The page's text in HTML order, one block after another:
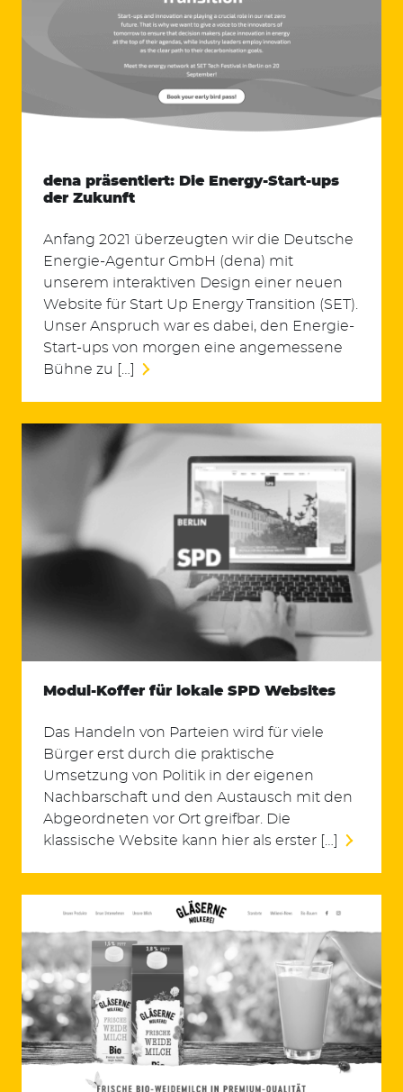
dena präsentiert: Die Energy-Start-ups
der Zukunft
Anfang 2021 überzeugten wir die Deutsche
Energie-Agentur GmbH (dena) mit
unserem interaktiven Design einer neuen
Website für Start Up Energy Transition (SET).
Unser Anspruch war es dabei, den Energie-
Start-ups von morgen eine angemessene
Bühne zu […]
Modul-Koffer für lokale SPD Websites
Das Handeln von Parteien wird für viele
Bürger erst durch die praktische
Umsetzung von Politik in der eigenen
Nachbarschaft und den Austausch mit den
Abgeordneten vor Ort greifbar. Die
klassische Website kann hier als erster […]